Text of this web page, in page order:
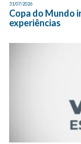
31/07/2026
Copa do Mundo
experiências